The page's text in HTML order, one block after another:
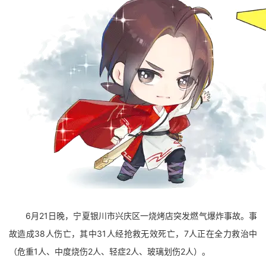
6月21日晚，宁夏银川市兴庆区一烧烤店突发燃气爆炸事故。事
故造成38人伤亡，其中31人经抢救无效死亡，7人正在全力救治中
（危重1人、中度烧伤2人、轻症2人、玻璃划伤2人）。